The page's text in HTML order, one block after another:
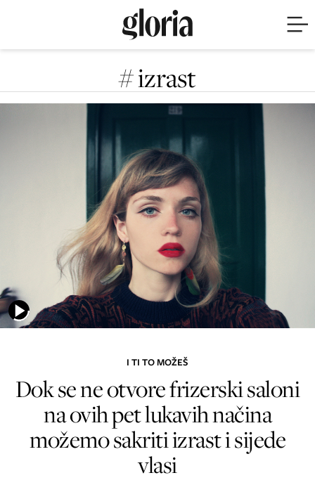
# izrast
I TI TO MOŽEŠ
Dok se ne otvore frizerski saloni
na ovih pet lukavih načina
možemo sakriti izrast i sijede
vlasi